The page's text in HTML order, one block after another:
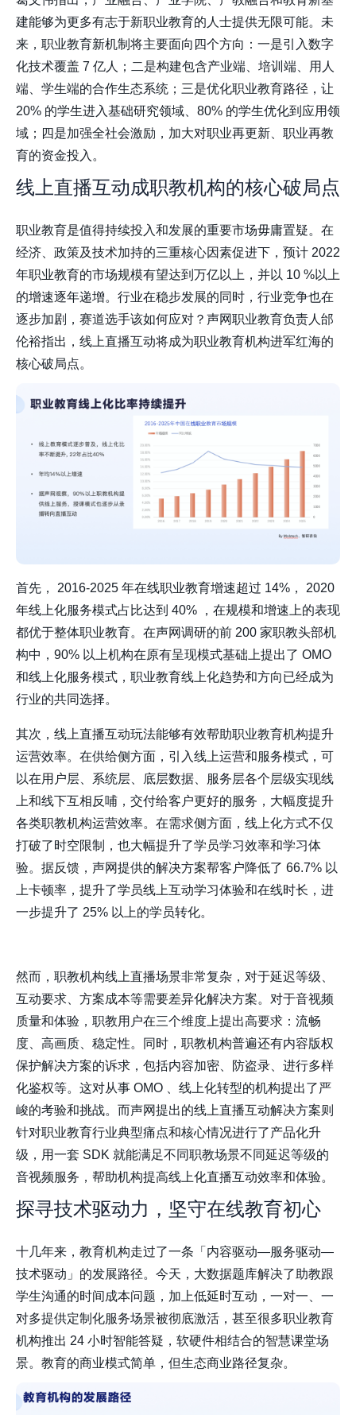
建能够为更多有志于新职业教育的人士提供无限可能。未
来，职业教育新机制将主要面向四个方向：一是引入数字
化技术覆盖 7 亿人；二是构建包含产业端、培训端、用人
端、学生端的合作生态系统；三是优化职业教育路径，让
20% 的学生进入基础研究领域、80% 的学生优化到应用领
域；四是加强全社会激励，加大对职业再更新、职业再教
育的资金投入。
线上直播互动成职教机构的核心破局点
职业教育是值得持续投入和发展的重要市场毋庸置疑。在
经济、政策及技术加持的三重核心因素促进下，预计 2022
年职业教育的市场规模有望达到万亿以上，并以 10 %以上
的增速逐年递增。行业在稳步发展的同时，行业竞争也在
逐步加剧，赛道选手该如何应对？声网职业教育负责人邰
伦裕指出，线上直播互动将成为职业教育机构进军红海的
核心破局点。
首先， 2016-2025 年在线职业教育增速超过 14%， 2020
年线上化服务模式占比达到 40% ，在规模和增速上的表现
都优于整体职业教育。在声网调研的前 200 家职教头部机
构中，90% 以上机构在原有呈现模式基础上提出了 OMO
和线上化服务模式，职业教育线上化趋势和方向已经成为
行业的共同选择。
其次，线上直播互动玩法能够有效帮助职业教育机构提升
运营效率。在供给侧方面，引入线上运营和服务模式，可
以在用户层、系统层、底层数据、服务层各个层级实现线
上和线下互相反哺，交付给客户更好的服务，大幅度提升
各类职教机构运营效率。在需求侧方面，线上化方式不仅
打破了时空限制，也大幅提升了学员学习效率和学习体
验。据反馈，声网提供的解决方案帮客户降低了 66.7% 以
上卡顿率，提升了学员线上互动学习体验和在线时长，进
一步提升了 25% 以上的学员转化。
然而，职教机构线上直播场景非常复杂，对于延迟等级、
互动要求、方案成本等需要差异化解决方案。对于音视频
质量和体验，职教用户在三个维度上提出高要求：流畅
度、高画质、稳定性。同时，职教机构普遍还有内容版权
保护解决方案的诉求，包括内容加密、防盗录、进行多样
化鉴权等。这对从事 OMO 、线上化转型的机构提出了严
峻的考验和挑战。而声网提出的线上直播互动解决方案则
针对职业教育行业典型痛点和核心情况进行了产品化升
级，用一套 SDK 就能满足不同职教场景不同延迟等级的
音视频服务，帮助机构提高线上化直播互动效率和体验。
探寻技术驱动力，坚守在线教育初心
十几年来，教育机构走过了一条「内容驱动—服务驱动—
技术驱动」的发展路径。今天，大数据题库解决了助教跟
学生沟通的时间成本问题，加上低延时互动，一对一、一
对多提供定制化服务场景被彻底激活，甚至很多职业教育
机构推出 24 小时智能答疑，软硬件相结合的智慧课堂场
景。教育的商业模式简单，但生态商业路径复杂。